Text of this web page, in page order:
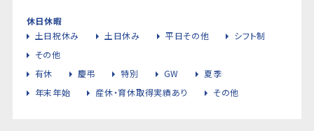
休日休暇
土日祝休み
土日休み 平日その他
シフト制
その他
有休
慶弔 特別 GW
夏季
年末年始
産休・育休取得実績あり その他